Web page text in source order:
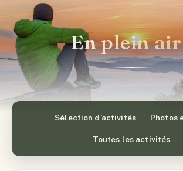
En plein
Sélection d’activités Photos
Toutes les activités